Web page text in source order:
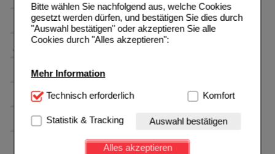
Bitte wählen Sie nachfolgend aus, welche Cookies
gesetzt werden dürfen, und bestätigen Sie dies durch
"Auswahl bestätigen" oder akzeptieren Sie alle
Cookies durch "Alles akzeptieren":
Mehr Information
Technisch Notwendig:Hierbei handelt es sich um
Website notwendig sind (z.B. Navigation, Warenkorb,
Kundenkonto), weshalb auf diese nicht verzichtet
werden kann.
Technisch erforderlich Komfort
Statistik & Tracking Auswahl bestätigen
Alles akzeptieren